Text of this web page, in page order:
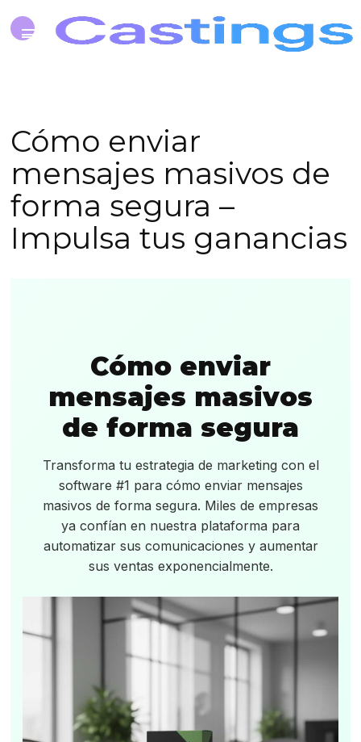
Cómo enviar
mensajes masivos de
forma segura –
Impulsa tus ganancias
Cómo enviar
mensajes masivos
de forma segura
Transforma tu estrategia de marketing con el
software #1 para cómo enviar mensajes
masivos de forma segura. Miles de empresas
ya confían en nuestra plataforma para
automatizar sus comunicaciones y aumentar
sus ventas exponencialmente.